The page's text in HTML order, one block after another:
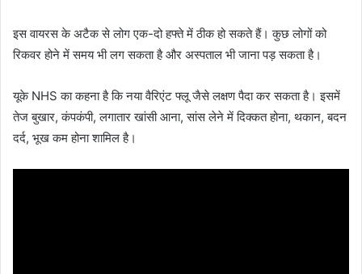
इस वायरस के अटैक से लोग एक-दो हफ्ते में ठीक हो सकते हैं। कुछ लोगों को
रिकवर होने में समय भी लग सकता है और अस्पताल भी जाना पड़ सकता है।
यूके NHS का कहना है कि नया वैरिएंट फ्लू जैसे लक्षण पैदा कर सकता है। इसमें
तेज बुखार, कंपकंपी, लगातार खांसी आना, सांस लेने में दिक्कत होना, थकान, बदन
दर्द, भूख कम होना शामिल है।